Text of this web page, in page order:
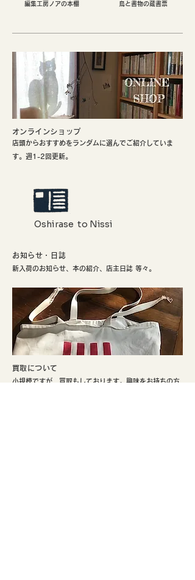
編集工房ノアの本棚 鳥と書物の蔵書票
​オンラインショップ
店頭からおすすめをランダムに選んでご紹介していま
す。週1-2回更新。
Oshirase to Nissi
お知らせ・日誌
新入荷のお知らせ、本の紹介、店主日誌 等々。
​買取について
小規模ですが、買取もしております。興味をお持ちの方